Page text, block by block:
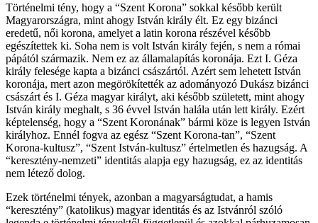
Történelmi tény, hogy a “Szent Korona” sokkal később került
Magyarországra, mint ahogy István király élt. Ez egy bizánci
eredetű, női korona, amelyet a latin korona részével később
egészítettek ki. Soha nem is volt István király fején, s nem a római
pápától származik. Nem ez az államalapítás koronája. Ezt I. Géza
király felesége kapta a bizánci császártól. Azért sem lehetett István
koronája, mert azon megörökítették az adományozó Dukász bizánci
császárt és I. Géza magyar királyt, aki később született, mint ahogy
István király meghalt, s 36 évvel István halála után lett király. Ezért
képtelenség, hogy a “Szent Koronának” bármi köze is legyen István
királyhoz. Ennél fogva az egész “Szent Korona-tan”, “Szent
Korona-kultusz”, “Szent István-kultusz” értelmetlen és hazugság. A
“keresztény-nemzeti” identitás alapja egy hazugság, ez az identitás
nem létező dolog.
Ezek történelmi tények, azonban a magyarságtudat, a hamis
“keresztény” (katolikus) magyar identitás és az Istvánról szóló